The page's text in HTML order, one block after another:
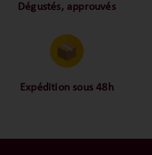
Dégustés, approuvés
approuvé toutes les
bouteilles sélectionnées,
alors oui ça fait beaucoup
mais nous sommes des
Expédition sous 48h
commandes sont toutes